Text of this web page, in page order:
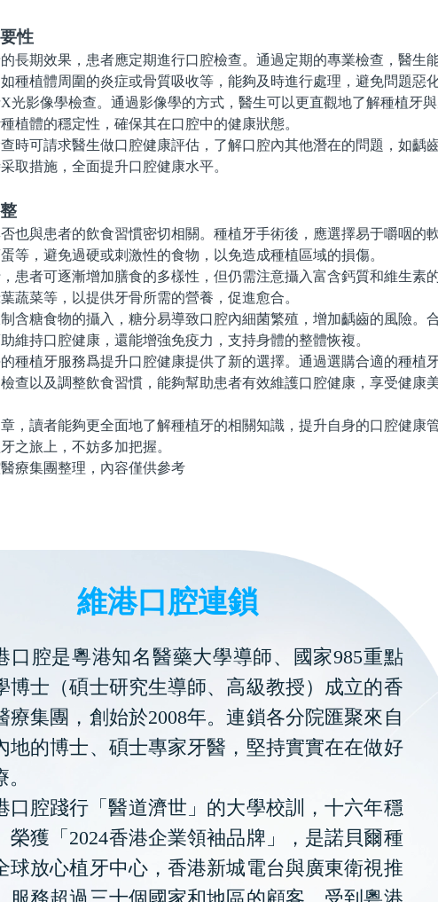
性
期效果，患者應定期進行口腔檢查。通過定期的專業檢查，醫生
種植體周圍的炎症或骨質吸收等，能夠及時進行處理，避免問題惡化
影像學檢查。通過影像學的方式，醫生可以更直觀地了解種植牙與
植體的穩定性，確保其在口腔中的健康狀態。
可請求醫生做口腔健康評估，了解口腔內其他潛在的問題，如齲齒
取措施，全面提升口腔健康水平。
與患者的飲食習慣密切相關。種植牙手術後，應選擇易于嚼咽的
等，避免過硬或刺激性的食物，以免造成種植區域的損傷。
者可逐漸增加膳食的多樣性，但仍需注意攝入富含鈣質和維生素
蔬菜等，以提供牙骨所需的營養，促進愈合。
糖食物的攝入，糖分易導致口腔內細菌繁殖，增加齲齒的風險。
維持口腔健康，還能增強免疫力，支持身體的整體恢複。
植牙服務爲提升口腔健康提供了新的選擇。通過選購合適的種植牙
查以及調整飲食習慣，能夠幫助患者有效維護口腔健康，享受健康
讀者能夠更全面地了解種植牙的相關知識，提升自身的口腔健康
之旅上，不妨多加把握。
集團整理，內容僅供參考
維港口腔連鎖
口腔是粵港知名醫藥大學導師、國家985重點
博士（碩士研究生導師、高級教授）成立的香
療集團，創始於2008年。連鎖各分院匯聚來自
地的博士、碩士專家牙醫，堅持實實在在做好
口腔踐行「醫道濟世」的大學校訓，十六年穩
榮獲「2024香港企業領袖品牌」，是諾貝爾種
球放心植牙中心，香港新城電台與廣東衛視推